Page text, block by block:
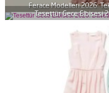
Ferace Modelleri 2026:
Tesettür Gece Elbisesi